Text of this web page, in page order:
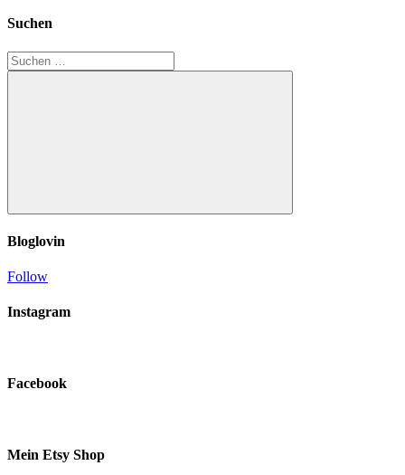
Suchen
Suchen
nach:
Suchen
Bloglovin
Follow
Instagram
Facebook
Mein Etsy Shop